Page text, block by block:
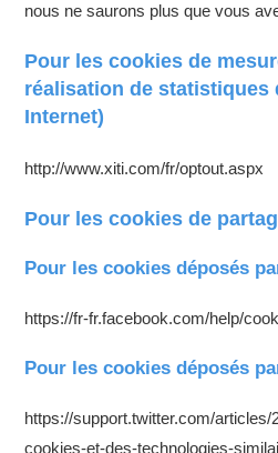
nous ne saurons plus que vous
Pour les cookies de
réalisation de statistiques
Internet)
http://www.xiti.com/fr/optout.aspx
Pour les cookies de
Pour les cookies déposés
https://fr-fr.facebook.com/help/
Pour les cookies déposés
https://support.twitter.com/articles/
cookies-et-des-technologies-